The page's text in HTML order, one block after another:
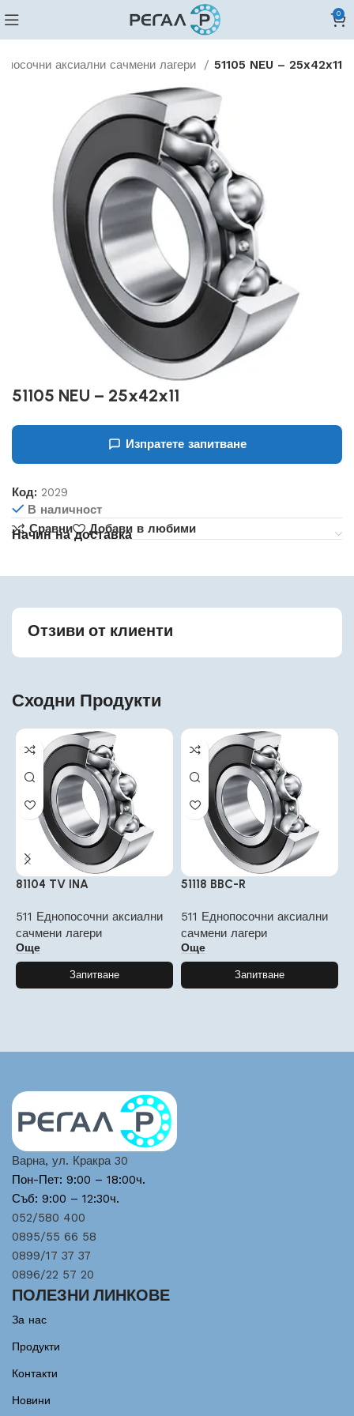
0
аксиални сачмени лагери 51105 NEU – 25x42x11
51105 NEU – 25x42x11
Изпратете запитване
Код:2029
В наличност
Сравни
Добави в любими
Начин на доставка
Отзиви от клиенти
Сходни Продукти
81104 TV INA
511 Еднопосочни аксиални
сачмени лагери
Още
Запитване
51118 BBC-R
511 Еднопосочни аксиални
сачмени лагери
Още
Запитване
Варна, ул. Кракра 30
Пон-Пет: 9:00 – 18:00ч.
Съб: 9:00 – 12:30ч.
052/580 400
0895/55 66 58
0899/17 37 37
0896/22 57 20
ПОЛЕЗНИ ЛИНКОВЕ
За нас
Продукти
Контакти
Новини